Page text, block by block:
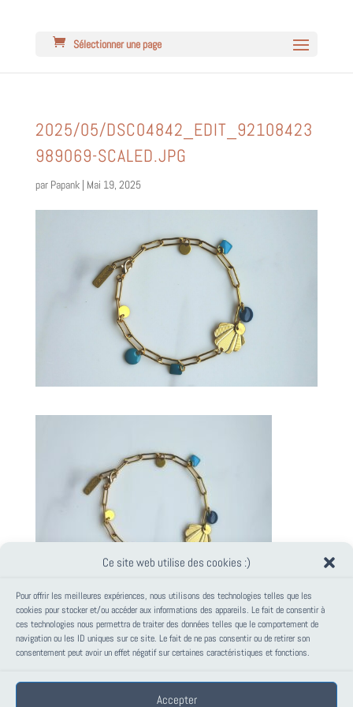
Ce site web utilise des cookies :)
Pour offrir les meilleures expériences, nous utilisons des technologies telles que les
cookies pour stocker et/ou accéder aux informations des appareils. Le fait de consentir à
ces technologies nous permettra de traiter des données telles que le comportement de
navigation ou les ID uniques sur ce site. Le fait de ne pas consentir ou de retirer son
consentement peut avoir un effet négatif sur certaines caractéristiques et fonctions.
Accepter
Sélectionner une page
2025/05/DSC04842_EDIT_92108423
989069-SCALED.JPG
par Papank| Mai 19, 2025
PANIER
Votre panier est vide.